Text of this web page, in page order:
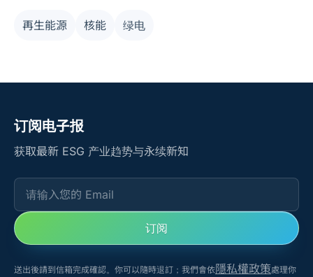
则聚焦于可再生能源的超大规模部署。欧盟则通过《永续
再生能源 核能 绿电
订阅电子报
获取最新 ESG 产业趋势与永续新知
请输入您的 Email
订阅
送出後請到信箱完成確認。你可以隨時退訂；我們會依隱私權政策處理你